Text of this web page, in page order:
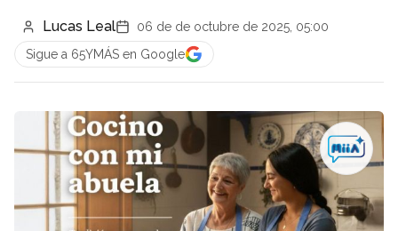
Lucas Leal
06 de de octubre de 2025, 05:00
Sigue a 65YMÁS en Google